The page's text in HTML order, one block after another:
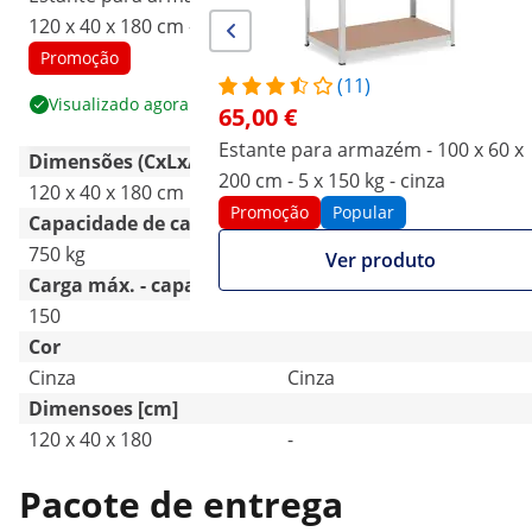
120 x 40 x 180 cm - 5 x 150
kg - cinza
Promoção
Visualizado agora
100 x 60 x 200 cm - 5 x 150
kg - cinza
Promoção Popular
Dimensões (CxLxA)
120 x 40 x 180 cm
60 x 100 x 200 cm
Capacidade de carga
750 kg
750 kg
Carga máx. - capacidade de uma prateleira [kg]
150
Cor
Cinza
Cinza
Dimensoes [cm]
120 x 40 x 180
-
Pacote de entrega
(11)
65,00 €
Estante para armazém - 100 x 60 x
200 cm - 5 x 150 kg - cinza
Promoção Popular
Ver produto